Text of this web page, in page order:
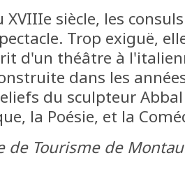
XVIIIe siècle, les
Trop exiguë,
d'un théâtre à
dans les
du sculpteur
la Poésie, et la
de Tourisme de